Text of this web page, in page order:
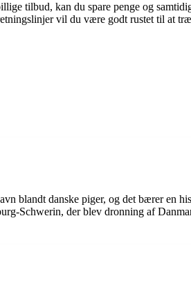
tilbud, kan du spare penge og
vil du være godt rustet til at
blandt danske piger, og det bærer en
Schwerin, der blev dronning af